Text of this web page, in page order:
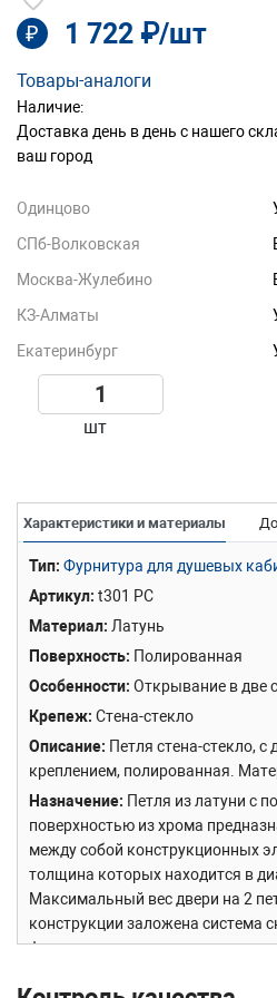
₽ 1 722 ₽/шт
Товары-аналоги
Наличие:
Доставка день в день с нашего
ваш город
Одинцово
СПб-Волковская
Москва-Жулебино
КЗ-Алматы
Екатеринбург
шт
Характеристики и материалы
Тип Фурнитура для душевых
Артикул t301 PC
Материал Латунь
Поверхность Полированная
Особенности Открывание в две
Крепеж Стена-стекло
Описание Петля стена-стекло, с
креплением, полированная.
Назначение Петля из латуни с
поверхностью из хрома
между собой конструкционных
толщина которых находится в
Максимальный вес двери на 2
конструкции заложена система
функцию доводчика до закрытия